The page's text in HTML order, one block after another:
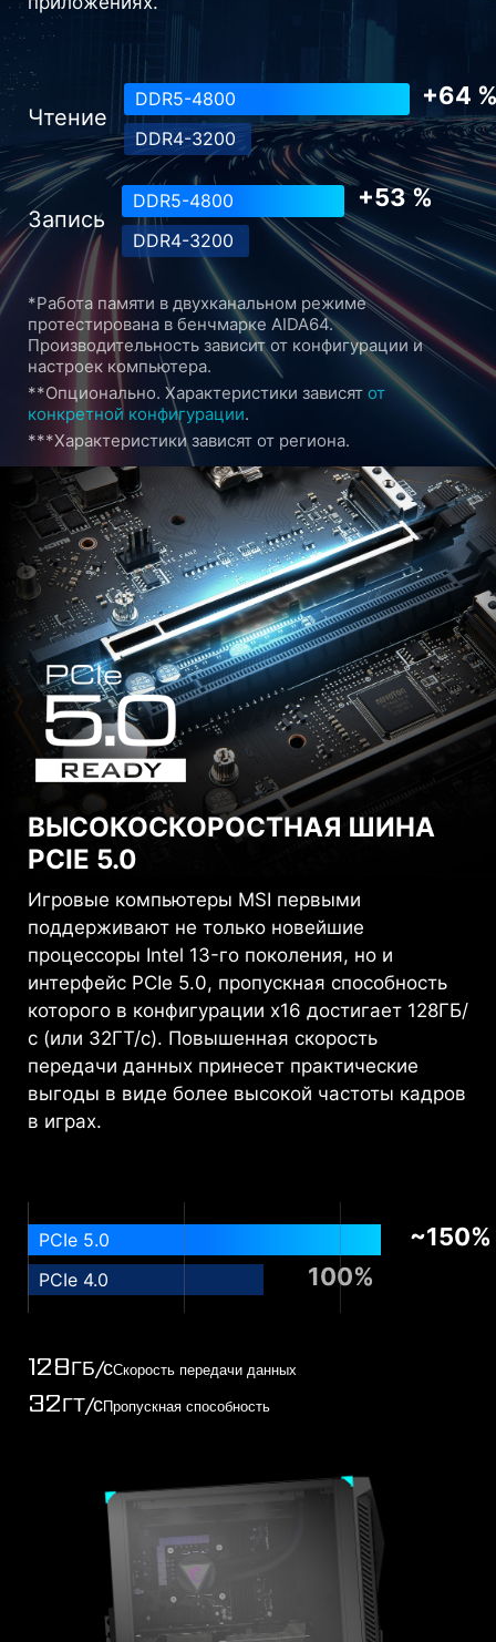
производительности, в том числе в игровых
приложениях.
Чтение
DDR5-4800 +64
DDR4-3200
Запись
DDR5-4800 +53 %
DDR4-3200
*Работа памяти в двухканальном режиме
протестирована в бенчмарке AIDA64.
Производительность зависит от конфигурации и
настроек компьютера.
**Опционально. Характеристики зависят
конкретной конфигурации.
***Характеристики зависят от региона.
ВЫСОКОСКОРОСТНАЯ ШИНА
PCIE 5.0
Игровые компьютеры MSI первыми
поддерживают не только новейшие
процессоры Intel 13-го поколения, но и
интерфейс PCIe 5.0, пропускная способность
которого в конфигурации x16 достигает 128ГБ/
с (или 32ГТ/с). Повышенная скорость
передачи данных принесет практические
выгоды в виде более высокой частоты кадров
PCIe 5.0
100%
128ГБ/сСкорость передачи данных